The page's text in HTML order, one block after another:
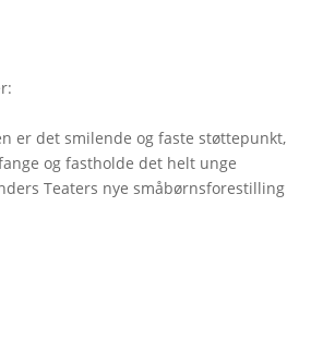
:
er det smilende og faste støttepunkt,
og fastholde det helt unge
Teaters nye småbørnsforestilling